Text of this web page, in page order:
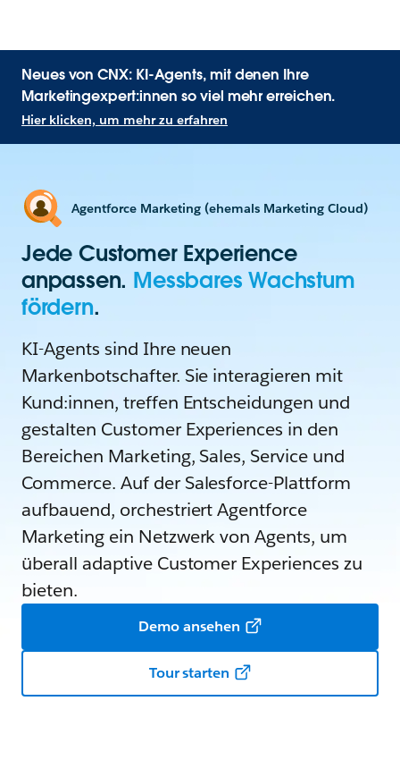
Neues von CNX: KI-Agents, mit denen Ihre
Marketingexpert:innen so viel mehr erreichen.
Hier klicken, um mehr zu erfahren
Agentforce Marketing (ehemals Marketing Cloud)
Jede Customer Experience
anpassen. Messbares Wachstum
fördern.
KI-Agents sind Ihre neuen
Markenbotschafter. Sie interagieren mit
Kund:innen, treffen Entscheidungen und
gestalten Customer Experiences in den
Bereichen Marketing, Sales, Service und
Commerce. Auf der Salesforce-Plattform
aufbauend, orchestriert Agentforce
Marketing ein Netzwerk von Agents, um
überall adaptive Customer Experiences zu
bieten.
Demo ansehen
Tour starten